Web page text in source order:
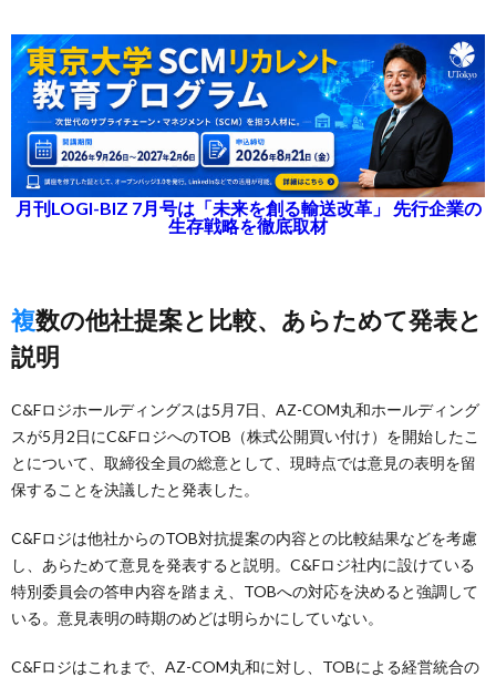
月刊LOGI-BIZ 7月号は「未来を創る輸送改革」 先行企業の
生存戦略を徹底取材
複数の他社提案と比較、あらためて発表と
説明
C&Fロジホールディングスは5月7日、AZ-COM丸和ホールディング
スが5月2日にC&FロジへのTOB（株式公開買い付け）を開始したこ
とについて、取締役全員の総意として、現時点では意見の表明を留
保することを決議したと発表した。
C&Fロジは他社からのTOB対抗提案の内容との比較結果などを考慮
し、あらためて意見を発表すると説明。C&Fロジ社内に設けている
特別委員会の答申内容を踏まえ、TOBへの対応を決めると強調して
いる。意見表明の時期のめどは明らかにしていない。
C&Fロジはこれまで、AZ-COM丸和に対し、TOBによる経営統合の